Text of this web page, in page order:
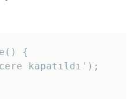
{
kapatıldı');